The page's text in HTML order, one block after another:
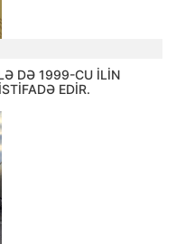
DƏ 1999-CU İLİN
EDİR.